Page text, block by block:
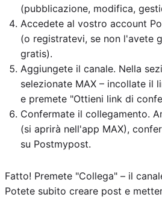
(pubblicazione, modifica,
Accedete al vostro account
(o registratevi, se non l'avete
gratis).
Aggiungete il canale. Nella
selezionate MAX – incollate il
e premete "Ottieni link di
Confermate il collegamento.
(si aprirà nell'app MAX),
su Postmypost.
Fatto! Premete "Collega" – il
Potete subito creare post e